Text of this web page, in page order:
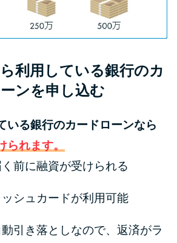
合わせ先とシーン別の問い合わ
利用している銀行のカ
ンを申し込む
いる銀行のカードローンなら
られます。
前に融資が受けられる
シュカードが利用可能
引き落としなので、返済がラ